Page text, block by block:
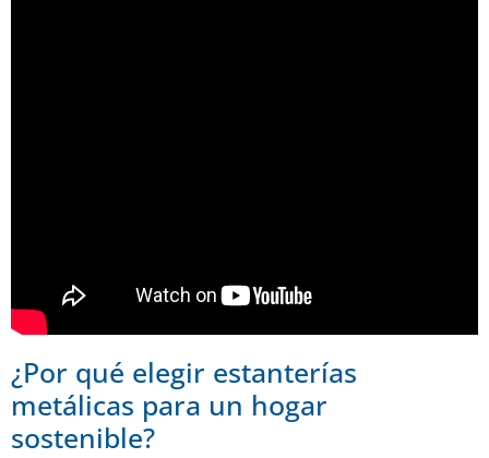
¿Por qué elegir estanterías
metálicas para un hogar
sostenible?